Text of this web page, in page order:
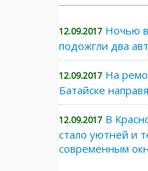
12.09.2017 Ночью
подожгли два
12.09.2017 На
Батайске
12.09.2017 В
стало уютней и
современным